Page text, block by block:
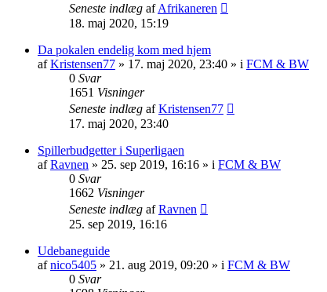
Seneste indlæg afAfrikaneren
18. maj 2020, 15:19
Da pokalen endelig kom med hjem
afKristensen77 » 17. maj 2020, 23:40 » i FCM & BW
0 Svar
1651 Visninger
Seneste indlæg afKristensen77
17. maj 2020, 23:40
Spillerbudgetter i Superligaen
afRavnen » 25. sep 2019, 16:16 » i FCM & BW
0 Svar
1662 Visninger
Seneste indlæg afRavnen
25. sep 2019, 16:16
Udebaneguide
afnico5405 » 21. aug 2019, 09:20 » i FCM & BW
0 Svar